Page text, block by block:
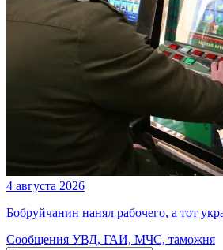
4 августа 2026
Бобруйчанин нанял рабочего, а тот
Сообщения УВД, ГАИ, МЧС, таможня